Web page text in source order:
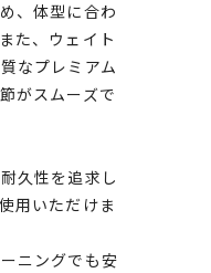
、体型に合わ
た、ウェイト
なプレミアム
がスムーズで
久性を追求し
用いただけま
ニングでも安